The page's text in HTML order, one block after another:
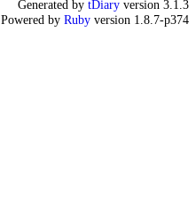
Generated by tDiary version 3.1.3
Powered by Ruby version 1.8.7-p374